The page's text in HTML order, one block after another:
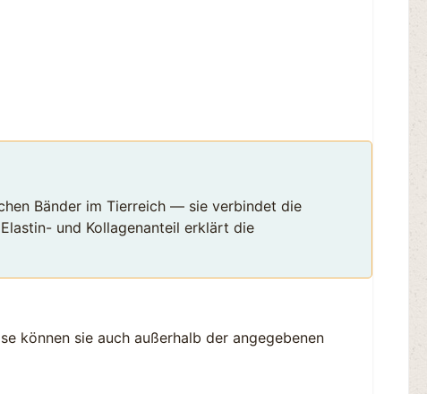
Bänder im Tierreich — sie verbindet die
und Kollagenanteil erklärt die
können sie auch außerhalb der angegebenen